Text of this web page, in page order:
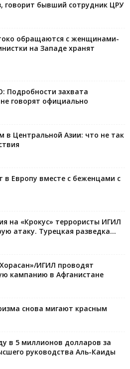
говорит бывший сотрудник ЦРУ
обращаются с женщинами-
на Западе хранят
Подробности захвата
говорят официально
в Центральной Азии: что не так
Европу вместе с беженцами с
на «Крокус» террористы ИГИЛ
атаку. Турецкая разведка...
ИГИЛ проводят
кампанию в Афганистане
снова мигают красным
в 5 миллионов долларов за
руководства Аль-Каиды